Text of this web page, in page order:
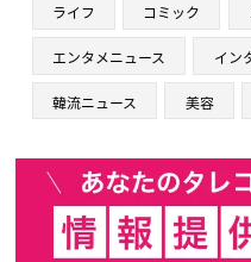
ライフ コミック
エンタメニュース イン
韓流ニュース 美容